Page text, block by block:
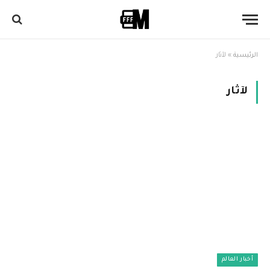
الرئيسية » لآثار
لآثار
أخبار العالم